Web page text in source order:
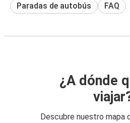
Paradas de autobús FAQ
¿A dónde
Descubre nuestro mapa